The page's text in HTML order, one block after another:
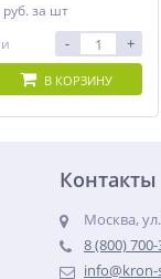
руб. за шт
- +
В КОРЗИНУ
Контакты
Москва,
8 (800)